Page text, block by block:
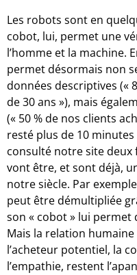
Les robots sont en
cobot, lui, permet une
l’homme et la machine.
permet désormais non
données descriptives («
de 30 ans »), mais
(« 50 % de nos clients
resté plus de 10
consulté notre site deux
vont être, et sont déjà,
notre siècle. Par
peut être démultipliée
son « cobot » lui
Mais la relation
l’acheteur potentiel, la
l’empathie, restent